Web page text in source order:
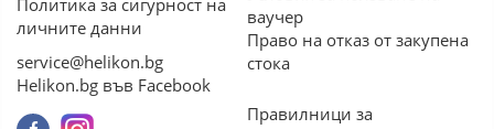
Политика за сигурност на
личните данни
service@helikon.bg
Helikon.bg във Facebook
ваучер
Право на отказ от закупена
стока
Правилници за